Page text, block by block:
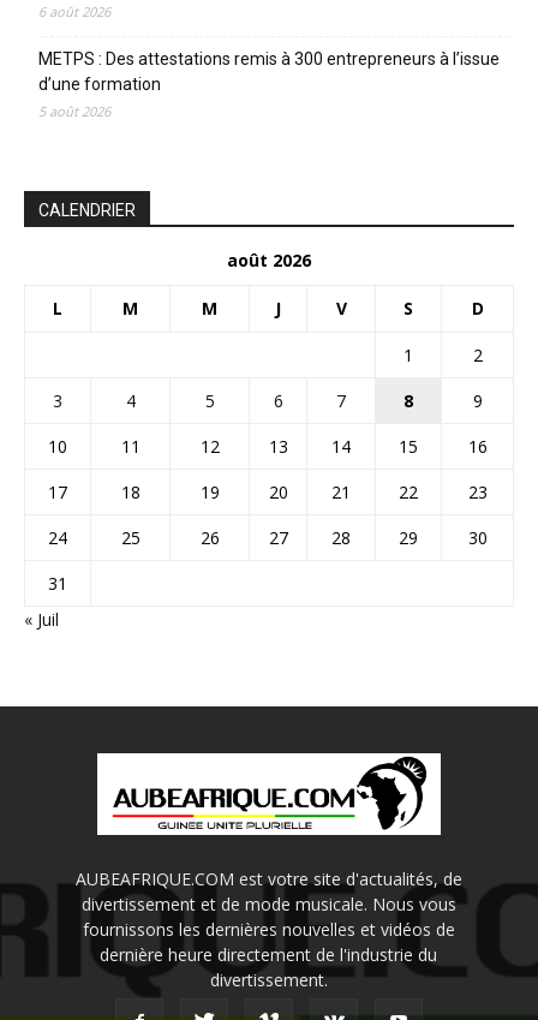
6 août 2026
METPS : Des attestations remis à 300 entrepreneurs à l’issue
d’une formation
5 août 2026
CALENDRIER
août 2026
L M M J V S D
1
2
3
4 5 6 7 8
9
10
11 12 13 14 15
16
17
18 19 20 21 22
23
24
25 26 27 28 29
30
31
« Juil
AUBEAFRIQUE.COM est votre site d'actualités, de
divertissement et de mode musicale. Nous vous
fournissons les dernières nouvelles et vidéos de
dernière heure directement de l'industrie du
divertissement.